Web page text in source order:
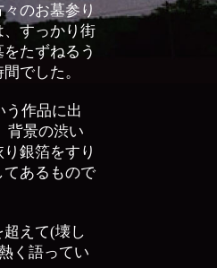
のお墓参り
すっかり街
たずねるう
でした。
う作品に出
背景の渋い
銀箔をすり
あるもので
えて(壊し
く語ってい